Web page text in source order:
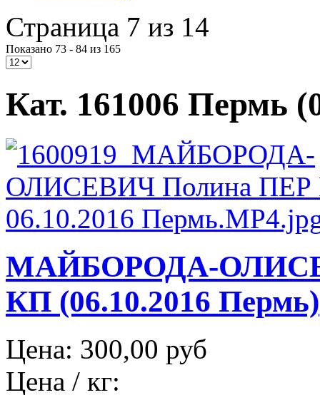
Страница 7 из 14
Показано 73 - 84 из 165
Кат. 161006 Пермь
МАЙБОРОДА-
КП (06.10.2016 Пермь)
Цена: 300,00 руб
Цена / кг: